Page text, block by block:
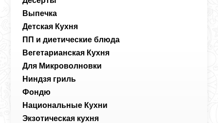
Выпечка
Детская Кухня
ПП и диетические блюда
Вегетарианская Кухня
Для Микроволновки
Ниндзя гриль
Фондю
Национальные Кухни
Экзотическая кухня